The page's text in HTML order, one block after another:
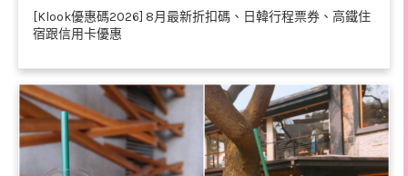
[Klook優惠碼2026] 8月最新折扣碼、日韓行程票券、高鐵住
宿跟信用卡優惠